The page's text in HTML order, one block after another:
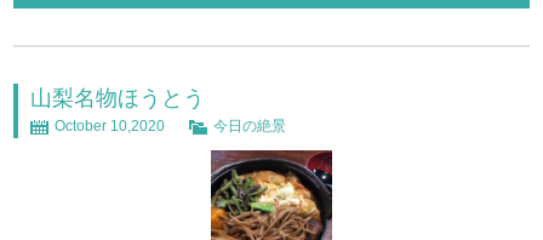
山梨名物ほうとう
October 10,2020 今日の絶景